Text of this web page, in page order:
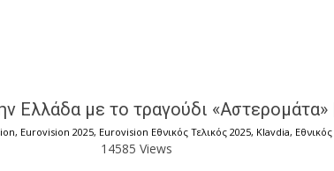
Ελλάδα με το τραγούδι «Αστερομάτα»
, Eurovision 2025, Eurovision Εθνικός Τελικός 2025, Klavdia,
14585 Views